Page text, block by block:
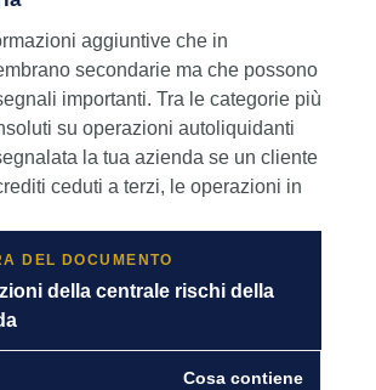
aggiuntive che in
secondarie ma che possono
importanti. Tra le categorie più
su operazioni autoliquidanti
la tua azienda se un cliente
ceduti a terzi, le operazioni in
DEL DOCUMENTO
della centrale rischi della
Cosa contiene